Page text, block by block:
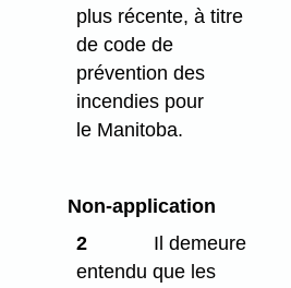
plus récente, à titre
de code de
prévention des
incendies pour
le Manitoba.
Non-application
2
Il demeure
entendu que les